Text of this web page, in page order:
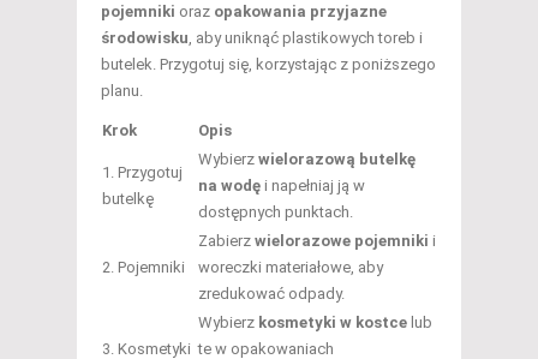
pojemniki oraz opakowania przyjazne
środowisku , aby uniknąć plastikowych toreb i
butelek. Przygotuj się, korzystając z poniższego
planu.
Krok Opis
1. Przygotuj
butelkę
Wybierz wielorazową butelkę
na wodę i napełniaj ją w
dostępnych punktach.
2. Pojemniki
Zabierz wielorazowe pojemniki i
woreczki materiałowe, aby
zredukować odpady.
3. Kosmetyki
Wybierz kosmetyki w kostce lub
te w opakowaniach